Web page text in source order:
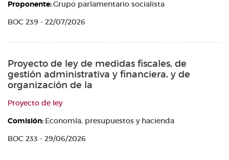
Proponente:Grupo parlamentario socialista
BOC 239 - 22/07/2026
Proyecto de ley de medidas fiscales, de
gestión administrativa y financiera, y de
organización de la
Proyecto de ley
Comisión: Economía, presupuestos y hacienda
BOC 233 - 29/06/2026